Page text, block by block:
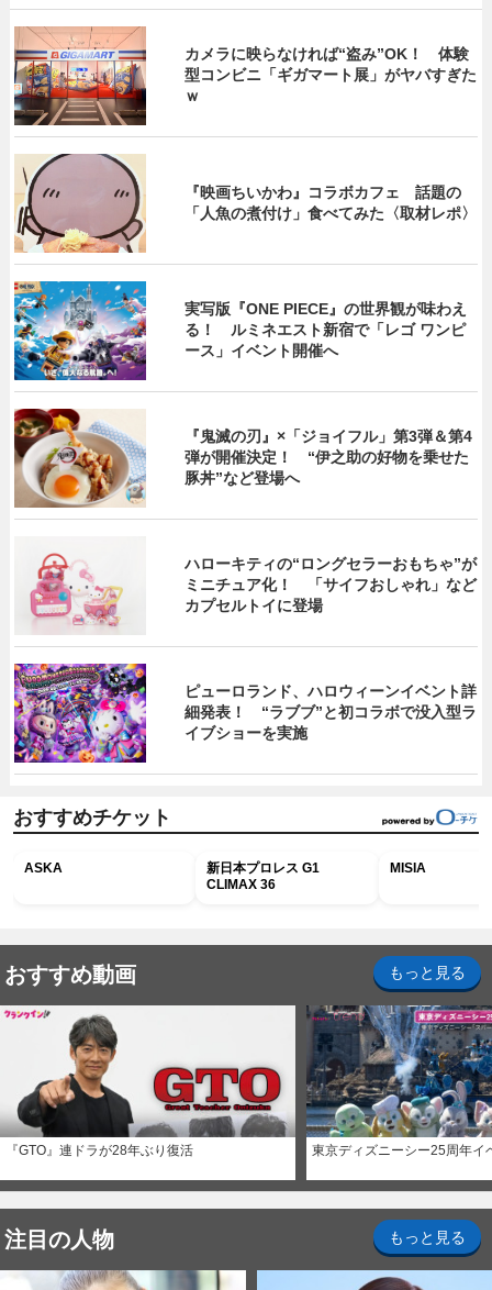
カメラに映らなければ“盗み”OK！ 体験
型コンビニ「ギガマート展」がヤバすぎた
ｗ
『映画ちいかわ』コラボカフェ 話題の
「人魚の煮付け」食べてみた〈取材レポ〉
実写版『ONE PIECE』の世界観が味わえ
る！ ルミネエスト新宿で「レゴ ワンピ
ース」イベント開催へ
『鬼滅の刃』×「ジョイフル」第3弾＆第4
弾が開催決定！ “伊之助の好物を乗せた
豚丼”など登場へ
ハローキティの“ロングセラーおもちゃ”が
ミニチュア化！ 「サイフおしゃれ」など
カプセルトイに登場
ピューロランド、ハロウィーンイベント詳
細発表！ “ラブブ”と初コラボで没入型ラ
イブショーを実施
おすすめチケット
ASKA
新日本プロレス G1
CLIMAX 36
MISIA
おすすめ動画 もっと見る
『GTO』連ドラが28年ぶり復活 東京ディズニーシー25周年イ
注目の人物 もっと見る